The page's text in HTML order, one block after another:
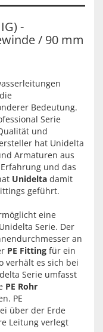
-
/ 90 mm
Bedeutung.
Serie
und
hat Unidelta
Armaturen aus
und das
Unidelta damit
geführt.
eine
Serie. Der
an
PE Fitting für ein
verhält es sich bei
Serie umfasst
PE Rohr
PE
über der Erde
Leitung verlegt